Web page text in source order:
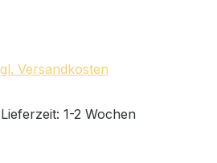
Versandkosten
1-2 Wochen